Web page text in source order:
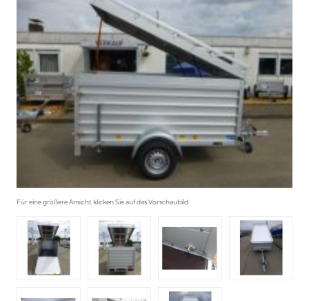
Für eine größere Ansicht klicken Sie auf das Vorschaubild